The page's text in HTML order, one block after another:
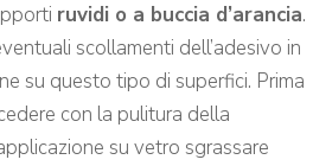
ruvidi o a buccia d’arancia.
scollamenti dell’adesivo in
su questo tipo di superfici. Prima
con la pulitura della
su vetro sgrassare